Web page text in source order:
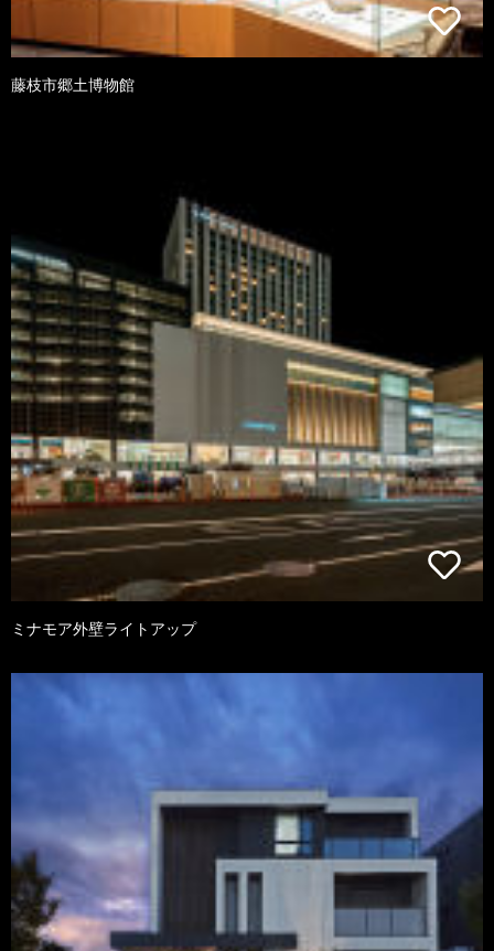
藤枝市郷土博物館
ミナモア外壁ライトアップ